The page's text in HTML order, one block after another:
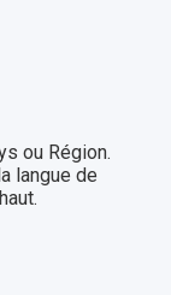
ou Région.
langue de